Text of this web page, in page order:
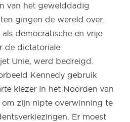
van het gewelddadig
gingen de wereld over.
democratische en vrije
de dictatoriale
Unie, werd bedreigd.
Kennedy gebruik
kiezer in het Noorden van
om zijn nipte overwinning te
Er moest